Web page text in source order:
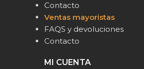
Contacto
Ventas mayoristas
FAQS y devoluciones
Contacto
MI CUENTA